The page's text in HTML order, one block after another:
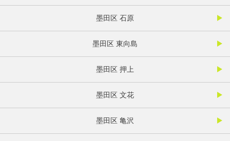
墨田区 石原
墨田区 東向島
墨田区 押上
墨田区 文花
墨田区 亀沢